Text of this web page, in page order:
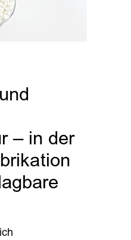
– in der